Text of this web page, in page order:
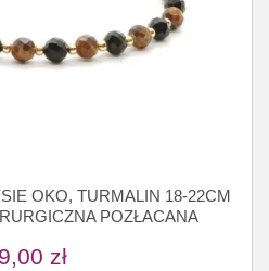
OKO, TURMALIN 18-22CM
POZŁACANA
zł